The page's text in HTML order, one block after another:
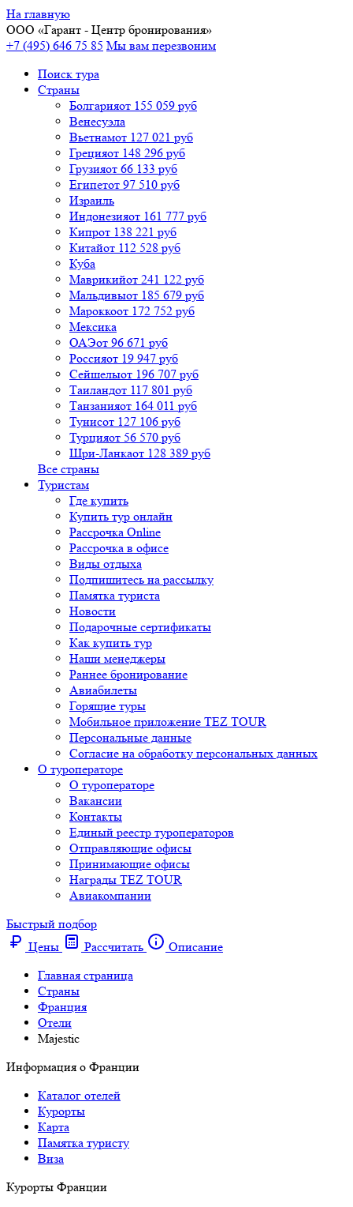
На главную
ООО «Гарант - Центр бронирования»
+7 (495) 646 75 85 Мы вам перезвоним
Поиск тура
Cтраны
Болгарияот 155 059 руб
Венесуэла
Вьетнамот 127 021 руб
Грецияот 148 296 руб
Грузияот 66 133 руб
Египетот 97 510 руб
Израиль
Индонезияот 161 777 руб
Кипрот 138 221 руб
Китайот 112 528 руб
Куба
Маврикийот 241 122 руб
Мальдивыот 185 679 руб
Мароккоот 172 752 руб
Мексика
ОАЭот 96 671 руб
Россияот 19 947 руб
Сейшелыот 196 707 руб
Таиландот 117 801 руб
Танзанияот 164 011 руб
Тунисот 127 106 руб
Турцияот 56 570 руб
Шри-Ланкаот 128 389 руб
Все страны
Туристам
Где купить
Купить тур онлайн
Рассрочка Online
Рассрочка в офисе
Виды отдыха
Подпишитесь на рассылку
Памятка туриста
Новости
Подарочные сертификаты
Как купить тур
Наши менеджеры
Раннее бронирование
Авиабилеты
Горящие туры
Мобильное приложение TEZ TOUR
Персональные данные
Согласие на обработку персональных данных
О туроператоре
О туроператоре
Вакансии
Контакты
Единый реестр туроператоров
Отправляющие офисы
Принимающие офисы
Награды TEZ TOUR
Авиакомпании
Быстрый подбор
Цены
Рассчитать
Описание
Главная страница
Cтраны
Франция
Отели
Majestic
Информация о Франции
Каталог отелей
Курорты
Карта
Памятка туристу
Виза
Курорты Франции